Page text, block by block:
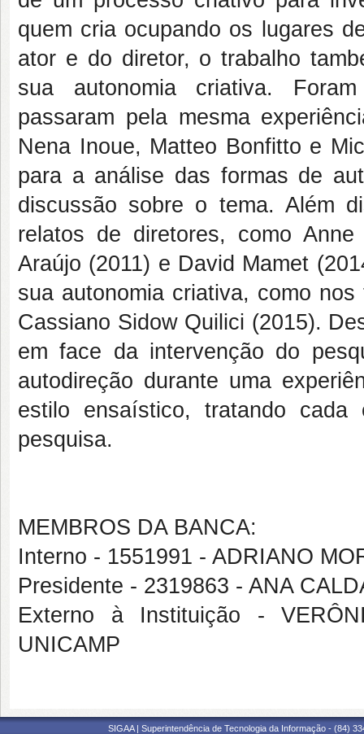
quem cria ocupando os lugares
ator e do diretor, o trabalho
sua autonomia criativa.
passaram pela mesma
Nena Inoue, Matteo Bonfitto e
para a análise das formas de
discussão sobre o tema. Além
relatos de diretores, como
Araújo (2011) e David Mamet
sua autonomia criativa, como
Cassiano Sidow Quilici (2015).
em face da intervenção do
autodireção durante uma
estilo ensaístico, tratando
pesquisa.
MEMBROS DA BANCA:
Interno - 1551991 - ADRIANO
Presidente - 2319863 - ANA
Externo à Instituição -
UNICAMP
SIGAA | Superintendência de Tecnologia da Informação - (84)